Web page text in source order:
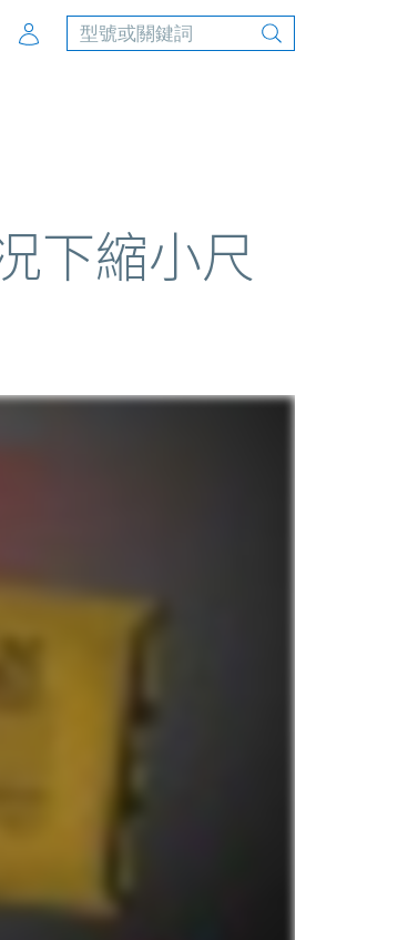
Account
下縮小尺